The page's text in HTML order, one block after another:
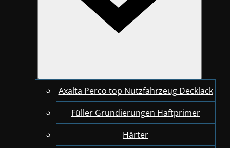
Axalta Perco top Nutzfahrzeug Decklack
Füller Grundierungen Haftprimer
Härter